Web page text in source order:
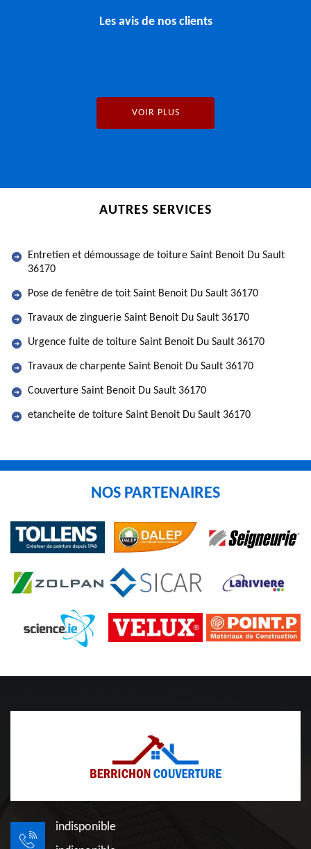
Les avis de nos clients
VOIR PLUS
AUTRES SERVICES
Entretien et démoussage de toiture Saint Benoit Du Sault
36170
Pose de fenêtre de toit Saint Benoit Du Sault 36170
Travaux de zinguerie Saint Benoit Du Sault 36170
Urgence fuite de toiture Saint Benoit Du Sault 36170
Travaux de charpente Saint Benoit Du Sault 36170
Couverture Saint Benoit Du Sault 36170
etancheite de toiture Saint Benoit Du Sault 36170
NOS PARTENAIRES
indisponible